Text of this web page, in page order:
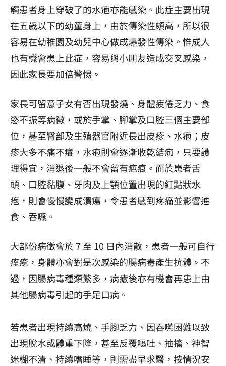
觸患者身上穿破了的水疱亦能感染。此症主要出現
在五歲以下的幼童身上，由於傳染性頗高，所以很
容易在幼稚園及幼兒中心做成爆發性傳染。惟成人
也有機會患上此症，容易與小朋友造成交叉感染，
因此家長要加倍警惕。
家長可留意子女有否出現發燒、身體疲倦乏力、食
慾不振等病徵，或於手掌、腳掌及口腔三個主要部
位，甚至臀部及生殖器官附近長出皮疹、水疱；皮
疹大多不痛不癢，水疱則會逐漸收乾結痂，只要護
理得宜，消退後一般不會留有疤痕。而於患者舌
頭、口腔黏膜、牙肉及上顎位置出現的紅點狀水
疱，則會慢慢變成潰瘍，令患者感到疼痛並影響進
食、吞嚥。
大部份病徵會於 7 至 10 日內消散，患者一般可自行
痊癒，身體亦會對是次感染的腸病毒產生抗體。不
過，因腸病毒種類繁多，病癒後亦有機會再患上由
其他腸病毒引起的手足口病。
若患者出現持續高燒、手腳乏力、因吞嚥困難以致
出現脫水或體重下降，甚至反覆嘔吐、抽搐、神智
迷糊不清、持續嗜睡等，則需盡早求醫，按情況安